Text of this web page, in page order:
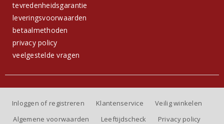
tevredenheidsgarantie
leveringsvoorwaarden
betaalmethoden
privacy policy
veelgestelde vragen
Inloggen of registreren Klantenservice
Veilig winkelen
Algemene voorwaarden
Leeftijdscheck
Privacy policy